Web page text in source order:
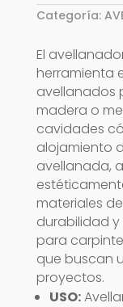
Categoría:
El
herramienta
avellanados
madera o
cavidades
alojamiento
avellanada,
materiales
durabilidad y
para
que buscan
proyectos.
USO: